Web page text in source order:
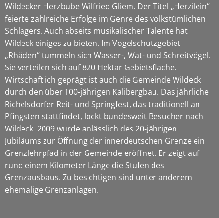
Wildecker Herzbube Wilfried Gliem. Der Titel „Herzilein“
feierte zahlreiche Erfolge im Genre des volkstümlichen
Schlagers. Auch abseits musikalischer Talente hat
Wildeck einiges zu bieten. Im Vogelschutzgebiet
„Rhäden“ tummeln sich Wasser-, Wat- und Schreitvögel.
Sie verteilen sich auf 820 Hektar Gebietsfläche.
Wirtschaftlich geprägt ist auch die Gemeinde Wildeck
durch den über 100-jährigen Kalibergbau. Das jährliche
Richelsdorfer Reit- und Springfest, das traditionell an
Pfingsten stattfindet, lockt bundesweit Besucher nach
Wildeck. 2009 wurde anlässlich des 20-jährigen
Jubiläums zur Öffnung der innerdeutschen Grenze ein
Grenzlehrpfad in der Gemeinde eröffnet. Er zeigt auf
rund einem Kilometer Länge die Stufen des
Grenzausbaus. Zu besichtigen sind unter anderem
ehemalige Grenzanlagen.